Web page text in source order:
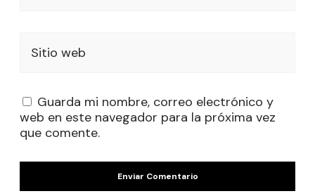
Sitio web
Guarda mi nombre, correo electrónico y
web en este navegador para la próxima vez
que comente.